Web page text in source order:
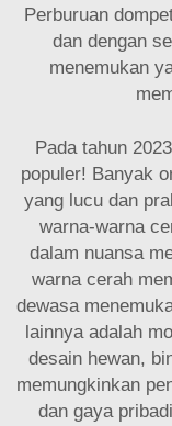
Perburuan
dan dengan
menemukan
Pada tahun
populer! Banyak
yang lucu dan
warna-warna
dalam nuansa
warna cerah
dewasa
lainnya adalah
desain hewan,
memungkinkan
dan gaya